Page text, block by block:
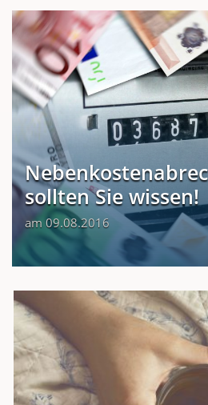
sollten Sie wissen!
am 09.08.2016